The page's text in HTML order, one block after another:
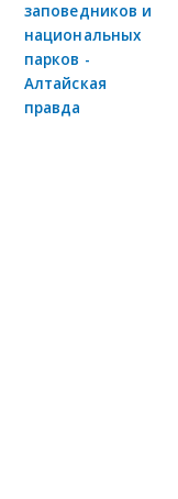
заповедников и
национальных
парков -
Алтайская
правда